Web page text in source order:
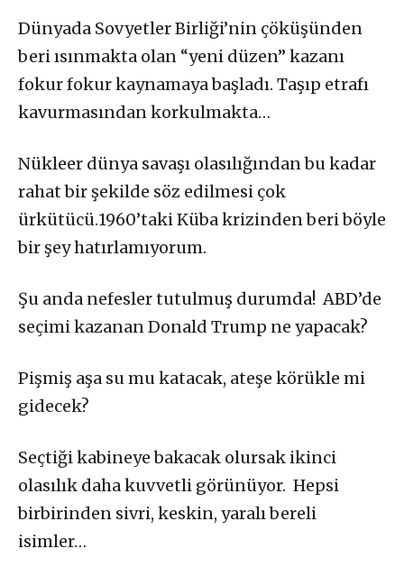
Dünyada Sovyetler Birliği’nin çöküşünden
beri ısınmakta olan “yeni düzen” kazanı
fokur fokur kaynamaya başladı. Taşıp etrafı
kavurmasından korkulmakta…
Nükleer dünya savaşı olasılığından bu kadar
rahat bir şekilde söz edilmesi çok
ürkütücü.1960’taki Küba krizinden beri böyle
bir şey hatırlamıyorum.
Şu anda nefesler tutulmuş durumda! ABD’de
seçimi kazanan Donald Trump ne yapacak?
Pişmiş aşa su mu katacak, ateşe körükle mi
gidecek?
Seçtiği kabineye bakacak olursak ikinci
olasılık daha kuvvetli görünüyor. Hepsi
birbirinden sivri, keskin, yaralı bereli
isimler…